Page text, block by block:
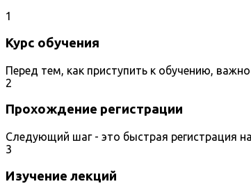
1
Курс обучения
Перед тем, как приступить к обучению,
2
Прохождение регистрации
Следующий шаг - это быстрая регистрация
3
Изучение лекций